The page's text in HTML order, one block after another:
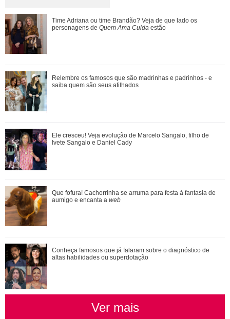
Cristiano Ronaldo deixa comentário exaltando a noiva em
vídeo de Márcia Goldschmidt; enten...
De Wicked a Petal... Entenda a polêmica que motivou pausa
na carreira de Ariana Grande
Agrado e Eduarda são prejudicadas pela proximidade com
João Raul. Saiba o que vai acontece...
Saiba o que vai acontecer em Coração Acelerado nesta
quarta-feira
Time Adriana ou time Brandão? Veja de que lado os
personagens de Quem Ama Cuida estão
Relembre os famosos que são madrinhas e padrinhos - e
saiba quem são seus afilhados
Ele cresceu! Veja evolução de Marcelo Sangalo, filho de
Ivete Sangalo e Daniel Cady
Que fofura! Cachorrinha se arruma para festa à fantasia de
aumigo e encanta a web
Conheça famosos que já falaram sobre o diagnóstico de
altas habilidades ou superdotação
Ver mais